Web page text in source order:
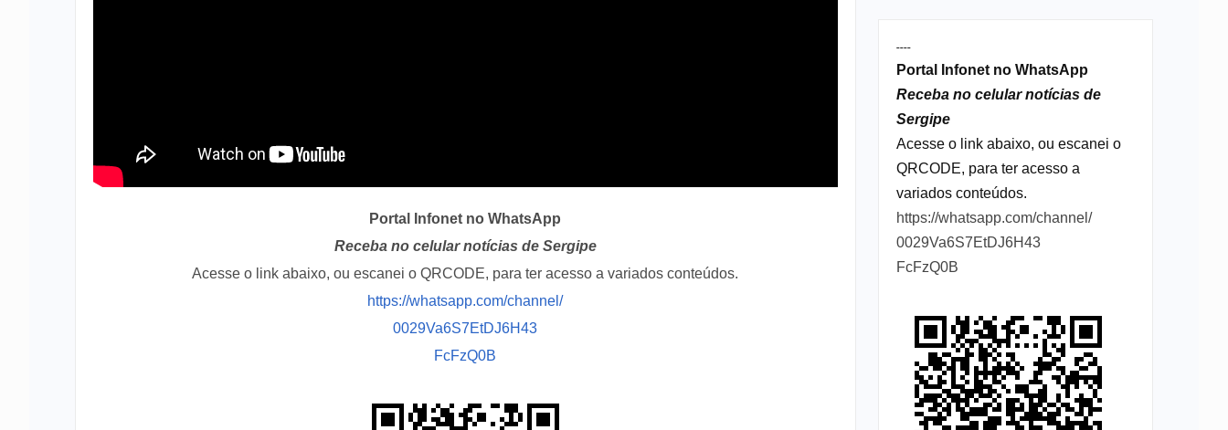
Portal Infonet no WhatsApp
Receba no celular notícias de Sergipe
Acesse o link abaixo, ou escanei o QRCODE, para ter acesso a variados conteúdos.
https://whatsapp.com/channel/
0029Va6S7EtDJ6H43
FcFzQ0B
----
Portal Infonet no WhatsApp
Receba no celular notícias de
Sergipe
Acesse o link abaixo, ou escanei o
QRCODE, para ter acesso a
variados conteúdos.
https://whatsapp.com/channel/
0029Va6S7EtDJ6H43
FcFzQ0B